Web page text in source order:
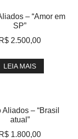
– “Amor em
SP”
R$ 2.500,00
LEIA MAIS
Aliados – “Brasil
atual”
R$ 1.800,00